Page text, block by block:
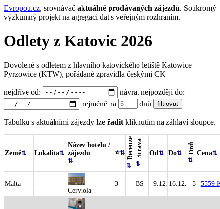
Evropou.cz, srovnávač aktuálně prodávaných zájezdů. Soukromý
výzkumný projekt na agregaci dat s veřejným rozhraním.
Odlety z Katovic 2026
Dovolené s odletem z hlavního katovického letiště Katowice
Pyrzowice (KTW), pořádané zpravidla českými CK
nejdříve od:
návrat nejpozději do:
nejméně na
dnů
Tabulku s aktuálními zájezdy lze řadit kliknutím na záhlaví sloupce.
Země Lokalita
Název hotelu /
zájezdu
⭐ Recenze Strava Od Do Dnů Cena
Malta
-
Cerviola
3 BS 9.12. 16.12. 8 5559